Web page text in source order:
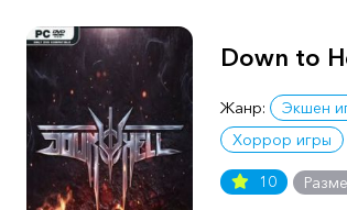
Down to
Жанр: Экшен
Хоррор игры
10